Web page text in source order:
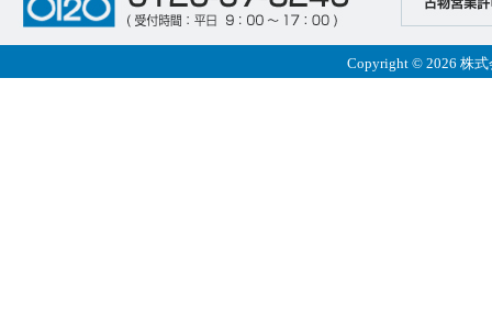
Copyright © 2026 株式